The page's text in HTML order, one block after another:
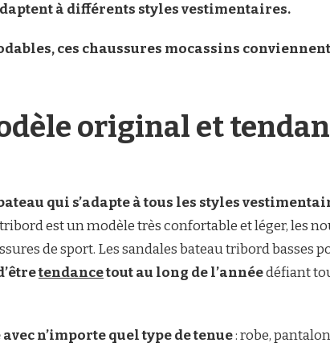
à différents styles vestimentaires.
ces chaussures mocassins
original et
qui s’adapte à tous les styles
est un modèle très confortable et léger, les
de sport. Les sandales bateau tribord basses
tendancetout au long de l’annéedéfiant
n’importe quel type de tenue: robe,